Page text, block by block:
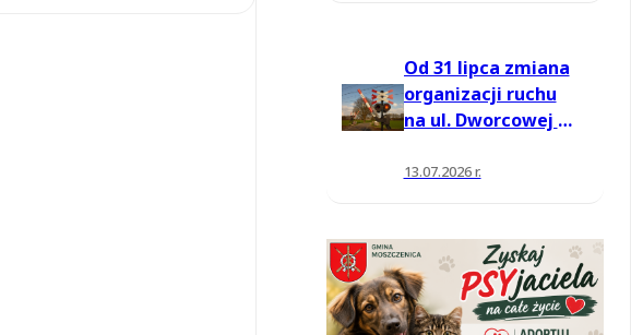
Od 31 lipca zmiana
organizacji ruchu
na ul. Dworcowej w
13.07.2026 r.